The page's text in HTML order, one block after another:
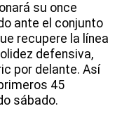
su once
ante el conjunto
recupere la línea
defensiva,
por delante. Así
45
sábado.